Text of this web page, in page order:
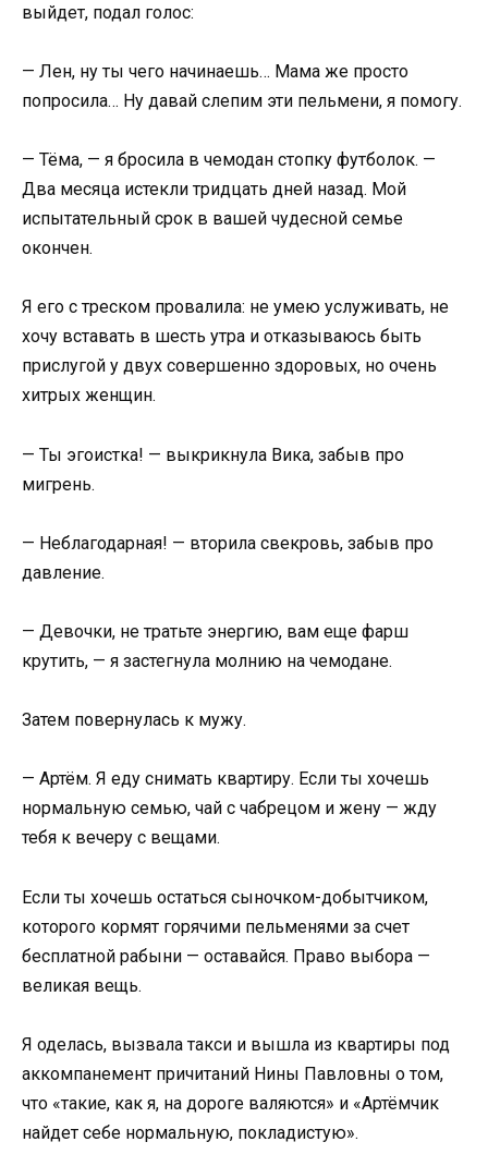
выйдет, подал голос:
— Лен, ну ты чего начинаешь… Мама же просто
попросила… Ну давай слепим эти пельмени, я помогу.
— Тёма, — я бросила в чемодан стопку футболок. —
Два месяца истекли тридцать дней назад. Мой
испытательный срок в вашей чудесной семье
окончен.
Я его с треском провалила: не умею услуживать, не
хочу вставать в шесть утра и отказываюсь быть
прислугой у двух совершенно здоровых, но очень
хитрых женщин.
— Ты эгоистка! — выкрикнула Вика, забыв про
мигрень.
— Неблагодарная! — вторила свекровь, забыв про
давление.
— Девочки, не тратьте энергию, вам еще фарш
крутить, — я застегнула молнию на чемодане.
Затем повернулась к мужу.
— Артём. Я еду снимать квартиру. Если ты хочешь
нормальную семью, чай с чабрецом и жену — жду
тебя к вечеру с вещами.
Если ты хочешь остаться сыночком-добытчиком,
которого кормят горячими пельменями за счет
бесплатной рабыни — оставайся. Право выбора —
великая вещь.
Я оделась, вызвала такси и вышла из квартиры под
аккомпанемент причитаний Нины Павловны о том,
что «такие, как я, на дороге валяются» и «Артёмчик
найдет себе нормальную, покладистую».